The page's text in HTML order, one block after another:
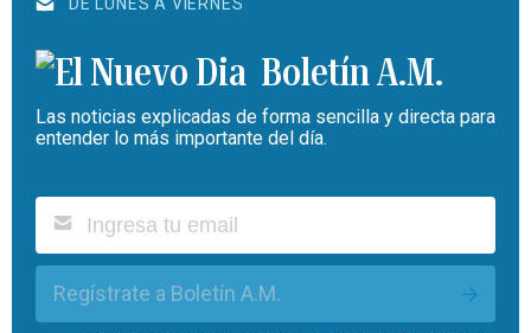
DE LUNES A VIERNES
Boletín A.M.
Las noticias explicadas de forma sencilla y directa para
entender lo más importante del día.
Regístrate a Boletín A.M.